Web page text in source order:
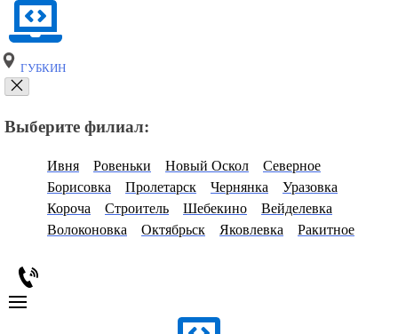
ГУБКИН
Выберите филиал:
Ивня Ровеньки Новый Оскол
Северное
Борисовка
Пролетарск Чернянка
Уразовка
Короча
Строитель Шебекино
Вейделевка
Волоконовка
Октябрьск Яковлевка Ракитное